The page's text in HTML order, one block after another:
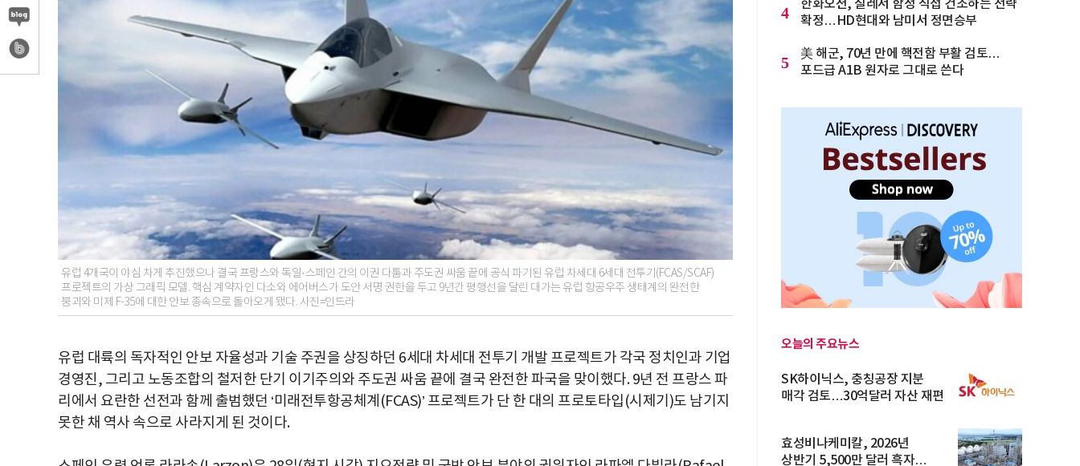
유럽 4개국이 야심 차게 추진했으나 결국 프랑스와 독일·스페인 간의 이권 다툼과 주도권 싸움 끝에 공식 파기된 유럽 차세대 6세대 전투기(FCAS/SCAF)
프로젝트의 가상 그래픽 모델. 핵심 계약자인 다소와 에어버스가 도안 서명 권한을 두고 9년간 평행선을 달린 대가는 유럽 항공우주 생태계의 완전한
붕괴와 미제 F-35에 대한 안보 종속으로 돌아오게 됐다. 사진=인드라
유럽 대륙의 독자적인 안보 자율성과 기술 주권을 상징하던 6세대 차세대 전투기 개발 프로젝트가 각국 정치인과 기업
경영진, 그리고 노동조합의 철저한 단기 이기주의와 주도권 싸움 끝에 결국 완전한 파국을 맞이했다. 9년 전 프랑스 파
리에서 요란한 선전과 함께 출범했던 ‘미래전투항공체계(FCAS)’ 프로젝트가 단 한 대의 프로토타입(시제기)도 남기지
못한 채 역사 속으로 사라지게 된 것이다.
4
한화오션, 칠레서 함정 직접 건조하는 전략
확정…HD현대와 남미서 정면승부
5
美 해군, 70년 만에 핵전함 부활 검토…
포드급 A1B 원자로 그대로 쓴다
오늘의 주요뉴스
SK하이닉스, 충칭공장 지분
매각 검토…30억달러 자산 재편
효성비나케미칼, 2026년
상반기 5,500만 달러 흑자